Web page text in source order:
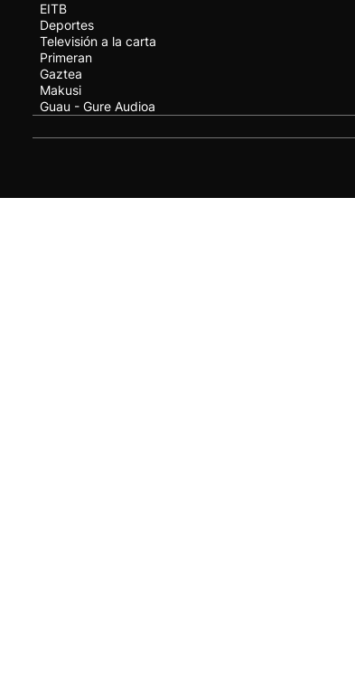
EITB
Deportes
Televisión a la carta
Primeran
Gaztea
Makusi
Guau - Gure Audioa